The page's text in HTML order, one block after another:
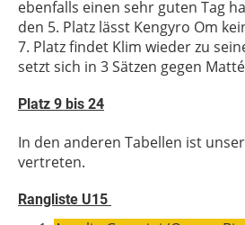
ebenfalls einen sehr guten Tag
den 5. Platz lässt Kengyro Om
7. Platz findet Klim wieder zu
setzt sich in 3 Sätzen gegen
Platz 9 bis 24
In den anderen Tabellen ist
vertreten.
Rangliste U15